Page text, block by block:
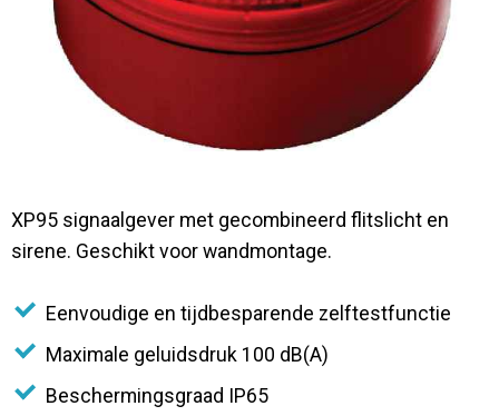
XP95 signaalgever met gecombineerd flitslicht en
sirene. Geschikt voor wandmontage.
Eenvoudige en tijdbesparende zelftestfunctie
Maximale geluidsdruk 100 dB(A)
Beschermingsgraad IP65